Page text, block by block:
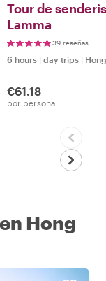
Tour de
Lamma
39 reseñas
6 hours | day trips |
€61.18
por persona
Hong